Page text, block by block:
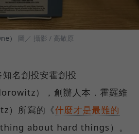
） 圖／ 攝影 / 高敬原
名創投安霍創投
），創辦人本．霍羅維
）所寫的《什麼才是最難的
about hard things）。